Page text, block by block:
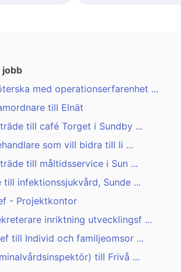
jobb
med operationserfarenhet ...
till Elnät
till café Torget i Sundby ...
som vill bidra till li ...
till måltidsservice i Sun ...
till infektionssjukvård, Sunde ...
- Projektkontor
inriktning utvecklingsf ...
till Individ och familjeomsor ...
till Frivå ...